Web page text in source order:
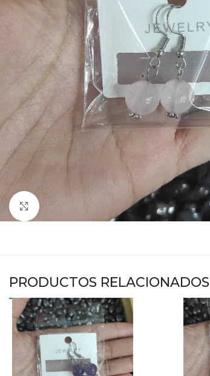
Haga clic para ampliar
PRODUCTOS RELACIONADOS